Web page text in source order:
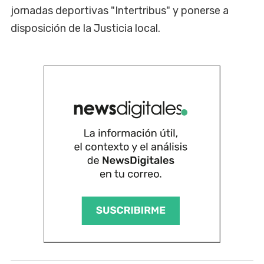
jornadas deportivas "Intertribus" y ponerse a
disposición de la Justicia local.